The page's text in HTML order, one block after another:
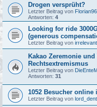
Drogen versprüht?
Letzter Beitrag von Florian96
Antworten: 4
Looking for ride
(generous
Letzter Beitrag von irrelevant
Kakao Zeremonie
Rechtsextremismus
Letzter Beitrag von
Antworten: 31
1052 Besucher online
Letzter Beitrag von